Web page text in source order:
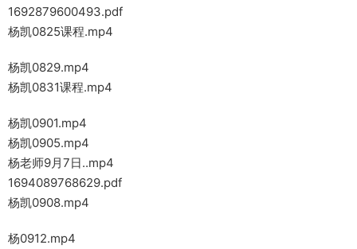
1692879600493.pdf
杨凯0825课程.mp4
杨凯0829.mp4
杨凯0831课程.mp4
杨凯0901.mp4
杨凯0905.mp4
杨老师9月7日..mp4
1694089768629.pdf
杨凯0908.mp4
杨0912.mp4